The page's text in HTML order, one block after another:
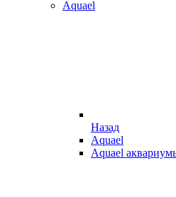
Aquael
Назад
Aquael
Aquael